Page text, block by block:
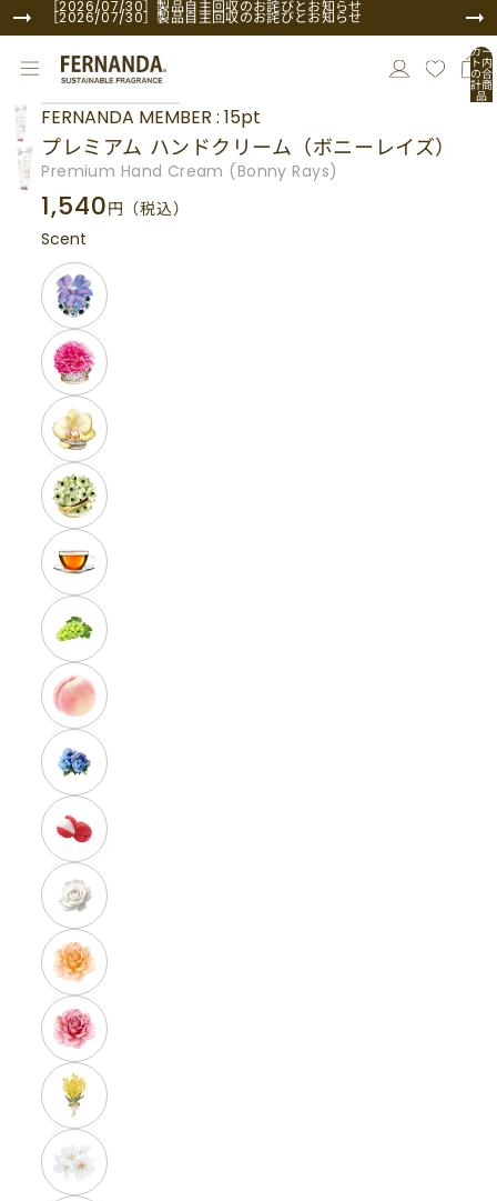
［2026/07/30］製品自主回収のお詫びとお知らせ
［2026/07/30］製品自主回収のお詫びとお知らせ
カー
ト内
の合
計商
品
数:
商品情報にスキップ
プレミアム ハンドクリーム（ボニーレイズ）
Premium Hand Cream (Bonny Rays)
1,540円 （税込）
FERNANDA MEMBER : 15pt
Scent